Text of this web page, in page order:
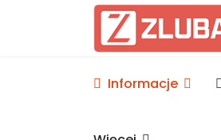
Informacje
Informacje